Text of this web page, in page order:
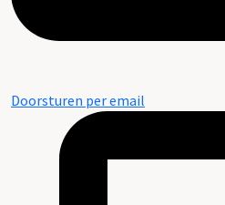
Doorsturen per email